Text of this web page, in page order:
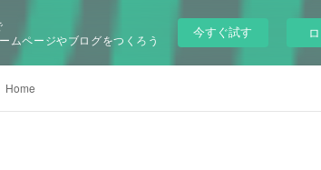
ムページやブログをつくろう
今すぐ試す
Home